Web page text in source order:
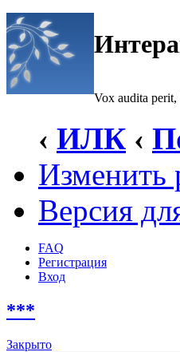
Vox audita perit,
‹ ИЛК ‹
Изменить
Версия
FAQ
Регистрация
Вход
***
Закрыто